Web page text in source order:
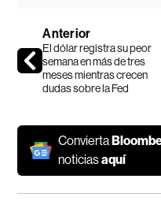
Anterior
El dólar registra su peor
semana en más de tres
meses mientras crecen
dudas sobre la Fed
Convierta
noticiasaquí